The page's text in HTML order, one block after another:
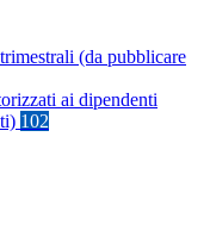
(da pubblicare
ai dipendenti
102